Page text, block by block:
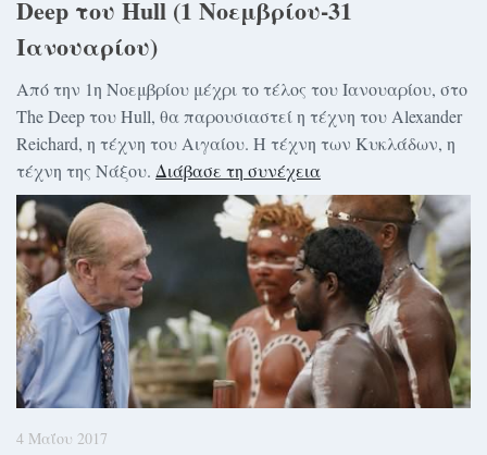
Deep του Hull (1 Νοεμβρίου-31
Ιανουαρίου)
Από την 1η Νοεμβρίου μέχρι το τέλος του Ιανουαρίου, στο
The Deep του Hull, θα παρουσιαστεί η τέχνη του Alexander
Reichard, η τέχνη του Αιγαίου. Η τέχνη των Κυκλάδων, η
τέχνη της Νάξου. Διάβασε τη συνέχεια
4 Μαΐου 2017